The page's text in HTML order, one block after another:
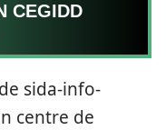
CEGIDD
sida-info-
centre de